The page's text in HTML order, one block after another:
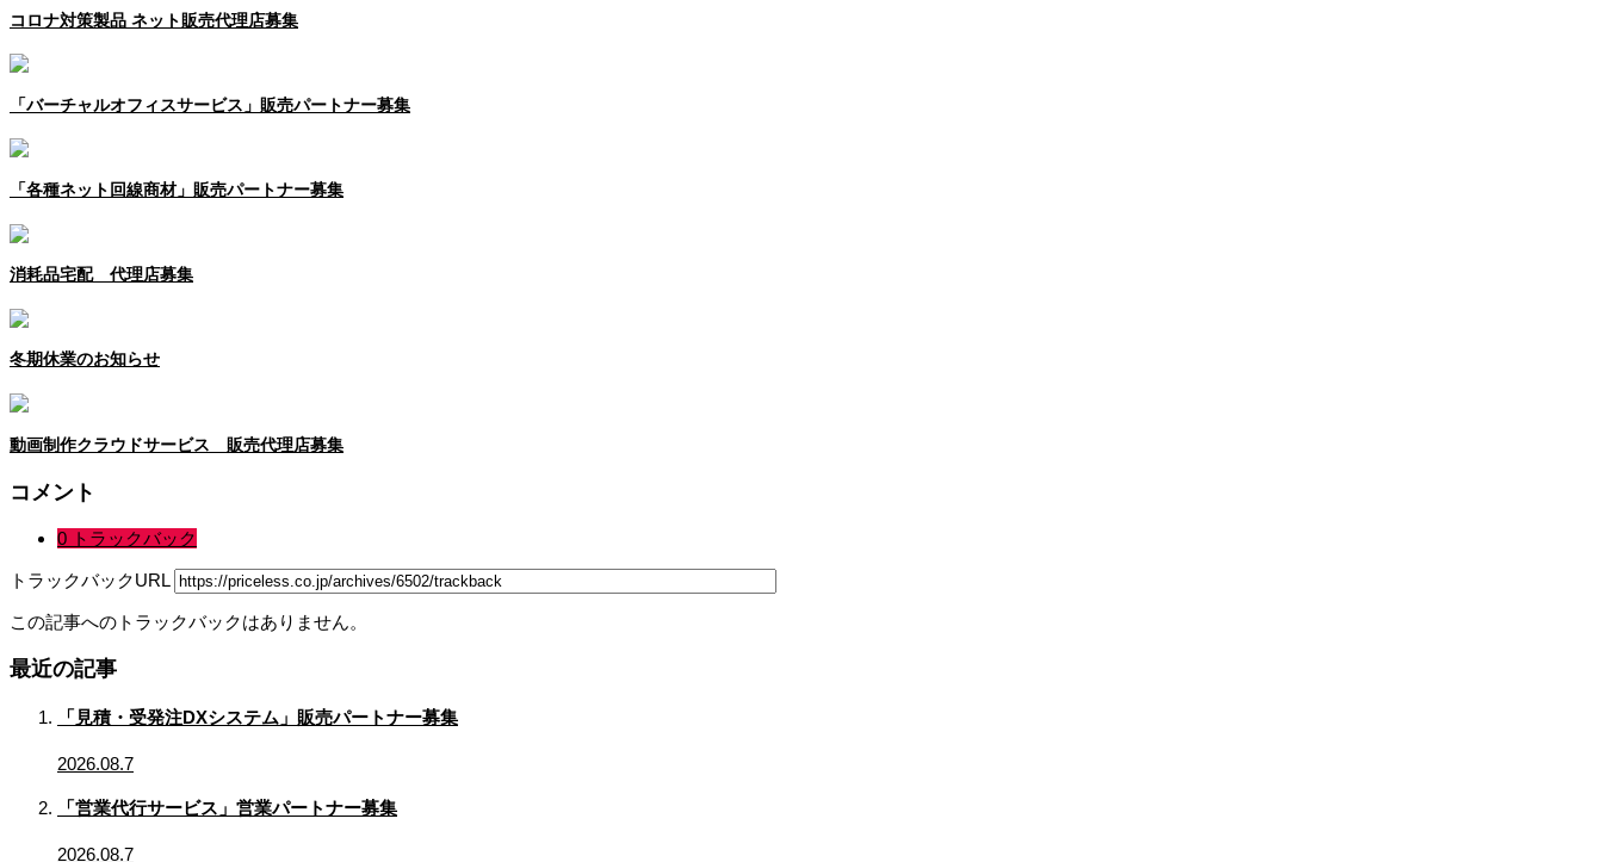
コロナ対策製品 ネット販売代理店募集
「バーチャルオフィスサービス」販売パートナー募集
「各種ネット回線商材」販売パートナー募集
消耗品宅配 代理店募集
冬期休業のお知らせ
動画制作クラウドサービス 販売代理店募集
コメント
0 トラックバック
トラックバックURL
この記事へのトラックバックはありません。
最近の記事
「見積・受発注DXシステム」販売パートナー募集
2026.08.7
「営業代行サービス」営業パートナー募集
2026.08.7